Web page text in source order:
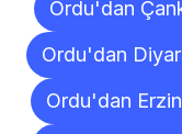
Ordu'dan
Ordu'dan
Ordu'dan